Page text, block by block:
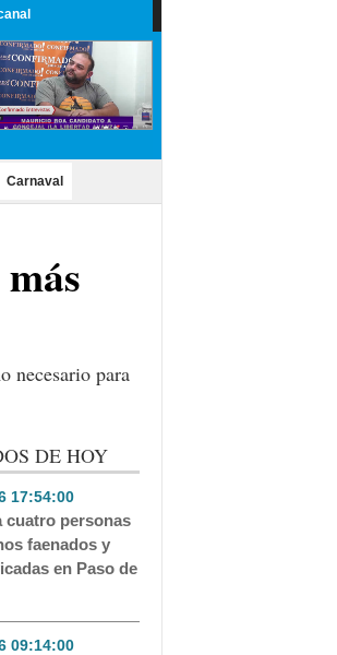
Carnaval
necesario para
DE HOY
17:54:00- 143
cuatro personas
faenados y
en Paso de
09:14:00- 122